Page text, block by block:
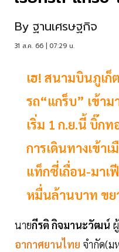
By ฐานเศรษฐกิจ
31 ส.ค. 66 | 07:29 น.
เฮ! สนามบินภูเก็
รถ“แกร็บ” เข้า
เริ่ม 1 ก.ย.นี้ บิ๊ก
การเดินทางเข้า
แท็กซี่เถื่อน-มา
หมื่นล้านบาท ขย
นายกีรติ กิจมานะวัฒน์
อากาศยานไทย จำกัด(ม